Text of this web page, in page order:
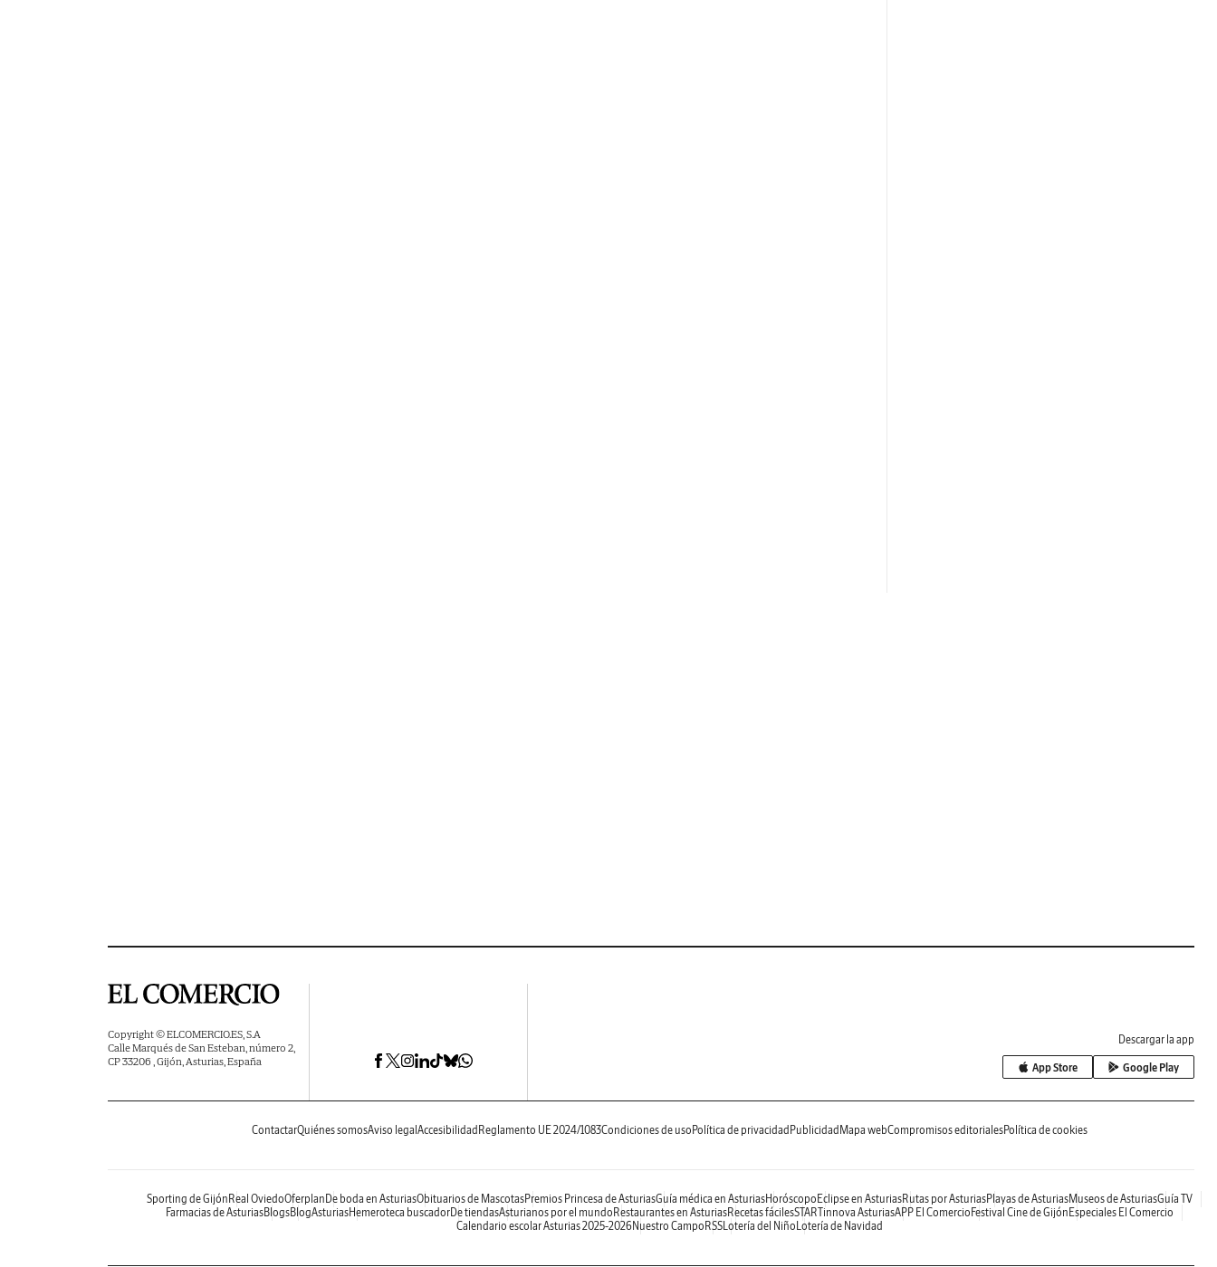
Copyright © ELCOMERCIO.ES, S.A
Calle Marqués de San Esteban, número 2,
CP 33206 , Gijón, Asturias, España
Descargar la app
App Store Google Play
ContactarQuiénes somosAviso legal Accesibilidad Reglamento UE 2024/1083Condiciones de uso Política de privacidad Publicidad Mapa webCompromisos editorialesPolítica de cookies
Sporting de Gijón Real OviedoOferplan De boda en AsturiasObituarios de MascotasPremios Princesa de AsturiasGuía médica en AsturiasHoróscopo Eclipse en AsturiasRutas por AsturiasPlayas de AsturiasMuseos de AsturiasGuía TV
Farmacias de AsturiasBlogsBlogAsturiasHemeroteca buscadorDe tiendasAsturianos por el mundo Restaurantes en AsturiasRecetas fácilesSTARTinnova AsturiasAPP El Comercio Festival Cine de Gijón Especiales El Comercio
Calendario escolar Asturias 2025-2026Nuestro Campo RSSLotería del Niño Lotería de Navidad